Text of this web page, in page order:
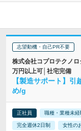
志望動機・自己PR不要
株式会社コプロテクノ
万円以上可│社宅完備
【製造サポート】
め/g
正社員 職種・業種未経
完全週休2日制 女性の